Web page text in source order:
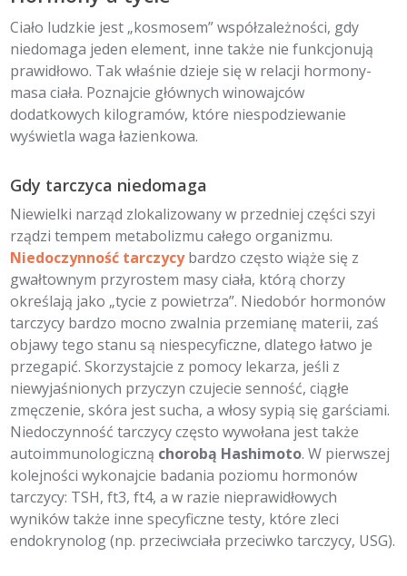
Ciało ludzkie jest „kosmosem” współzależności, gdy
niedomaga jeden element, inne także nie funkcjonują
prawidłowo. Tak właśnie dzieje się w relacji hormony-
masa ciała. Poznajcie głównych winowajców
dodatkowych kilogramów, które niespodziewanie
wyświetla waga łazienkowa.
Gdy tarczyca niedomaga
Niewielki narząd zlokalizowany w przedniej części szyi
rządzi tempem metabolizmu całego organizmu.
Niedoczynność tarczycybardzo często wiąże się z
gwałtownym przyrostem masy ciała, którą chorzy
określają jako „tycie z powietrza”. Niedobór hormonów
tarczycy bardzo mocno zwalnia przemianę materii, zaś
objawy tego stanu są niespecyficzne, dlatego łatwo je
przegapić. Skorzystajcie z pomocy lekarza, jeśli z
niewyjaśnionych przyczyn czujecie senność, ciągłe
zmęczenie, skóra jest sucha, a włosy sypią się garściami.
Niedoczynność tarczycy często wywołana jest także
autoimmunologiczną chorobą Hashimoto. W pierwszej
kolejności wykonajcie badania poziomu hormonów
tarczycy: TSH, ft3, ft4, a w razie nieprawidłowych
wyników także inne specyficzne testy, które zleci
endokrynolog (np. przeciwciała przeciwko tarczycy, USG).